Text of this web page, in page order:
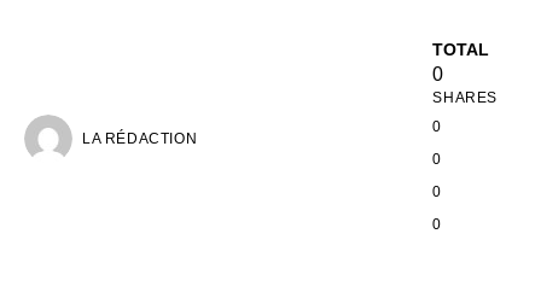
LA RÉDACTION
TOTAL
0
SHARES
0
0
0
0